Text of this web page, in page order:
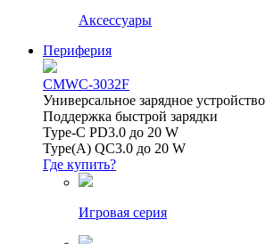
Аксессуары
Периферия
CMWC-3032F
Универсальное зарядное устройство
Поддержка быстрой зарядки
Type-C PD3.0 до 20 W
Type(A) QC3.0 до 20 W
Где купить?
Игровая серия